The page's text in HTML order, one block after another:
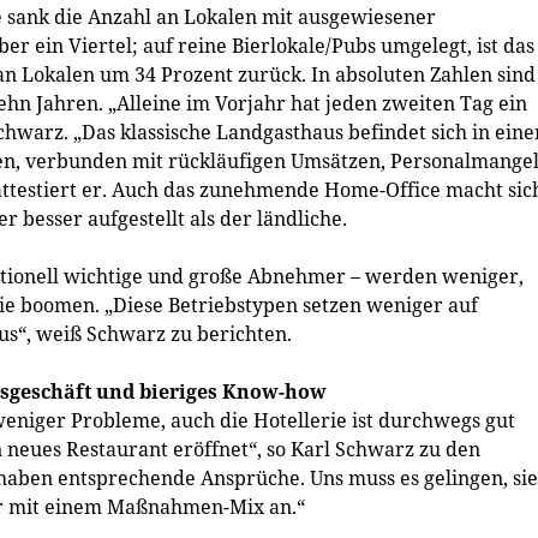
die Anzahl an Lokalen mit ausgewiesener
ein Viertel; auf reine Bierlokale/Pubs umgelegt, ist das
Lokalen um 34 Prozent zurück. In absoluten Zahlen sind
Jahren. „Alleine im Vorjahr hat jeden zweiten Tag ein
„Das klassische Landgasthaus befindet sich in
verbunden mit rückläufigen Umsätzen,
er. Auch das zunehmende Home-Office macht
besser aufgestellt als der ländliche.
wichtige und große Abnehmer – werden weniger,
boomen. „Diese Betriebstypen setzen weniger auf
weiß Schwarz zu berichten.
und bieriges Know-how
Probleme, auch die Hotellerie ist durchwegs gut
Restaurant eröffnet“, so Karl Schwarz zu den
entsprechende Ansprüche. Uns muss es gelingen,
einem Maßnahmen-Mix an.“